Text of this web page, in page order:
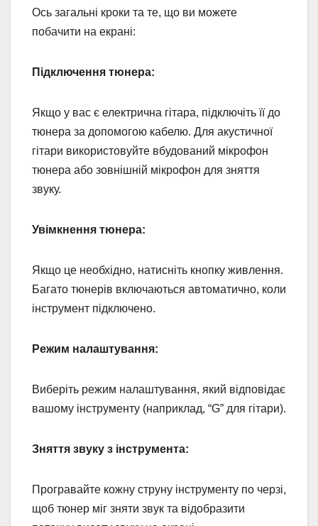
Ось загальні кроки та те, що ви можете
побачити на екрані:
Підключення тюнера:
Якщо у вас є електрична гітара, підключіть її до
тюнера за допомогою кабелю. Для акустичної
гітари використовуйте вбудований мікрофон
тюнера або зовнішній мікрофон для зняття
звуку.
Увімкнення тюнера:
Якщо це необхідно, натисніть кнопку живлення.
Багато тюнерів включаються автоматично, коли
інструмент підключено.
Режим налаштування:
Виберіть режим налаштування, який відповідає
вашому інструменту (наприклад, “G” для гітари).
Зняття звуку з інструмента:
Програвайте кожну струну інструменту по черзі,
щоб тюнер міг зняти звук та відобразити